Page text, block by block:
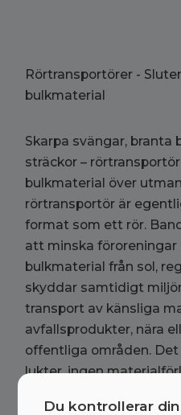
Rörtransportörer -
bulkmaterial
Skarpa svängar, branta
sträckor –
bulkmaterial över
rörtransportör är
format som ett rör.
att minska föroreningar
bulkmaterial från sol,
skyddar samtidigt
transport av känsliga
avfallsprodukter, nära
offentliga områden.
lukter, ingen
Du kontrollerar